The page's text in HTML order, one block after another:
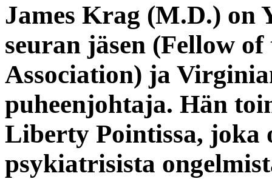
James Krag (M.D.) on
seuran jäsen (Fellow
Association) ja
puheenjohtaja. Hän
Liberty Pointissa, joka
psykiatrisista